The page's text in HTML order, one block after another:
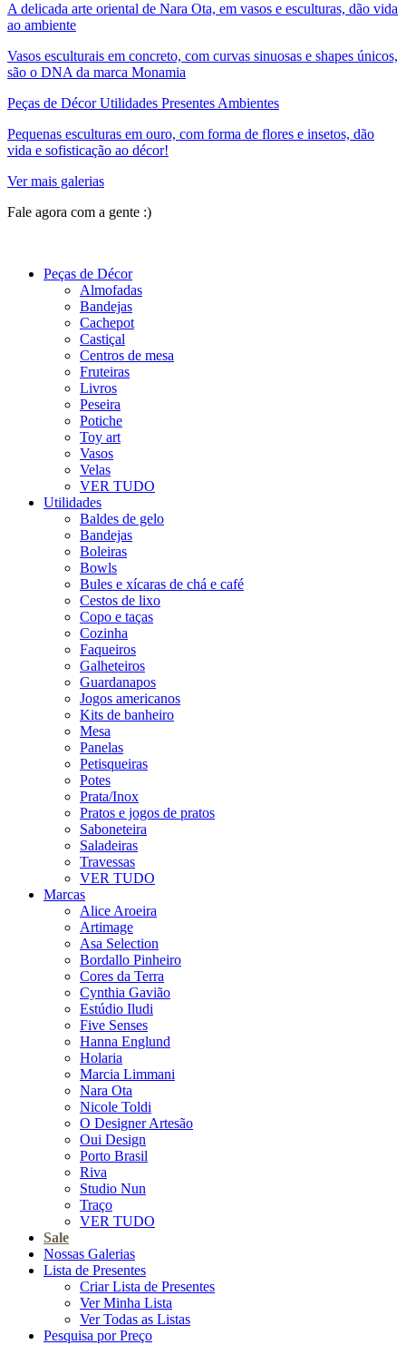
A delicada arte oriental de Nara Ota, em vasos e esculturas, dão vida
ao ambiente
Vasos esculturais em concreto, com curvas sinuosas e shapes únicos,
são o DNA da marca Monamia
Peças de Décor Utilidades Presentes Ambientes
Pequenas esculturas em ouro, com forma de flores e insetos, dão
vida e sofisticação ao décor!
Ver mais galerias
Fale agora com a gente :)
Peças de Décor
Almofadas
Bandejas
Cachepot
Castiçal
Centros de mesa
Fruteiras
Livros
Peseira
Potiche
Toy art
Vasos
Velas
VER TUDO
Utilidades
Baldes de gelo
Bandejas
Boleiras
Bowls
Bules e xícaras de chá e café
Cestos de lixo
Copo e taças
Cozinha
Faqueiros
Galheteiros
Guardanapos
Jogos americanos
Kits de banheiro
Mesa
Panelas
Petisqueiras
Potes
Prata/Inox
Pratos e jogos de pratos
Saboneteira
Saladeiras
Travessas
VER TUDO
Marcas
Alice Aroeira
Artimage
Asa Selection
Bordallo Pinheiro
Cores da Terra
Cynthia Gavião
Estúdio Iludi
Five Senses
Hanna Englund
Holaria
Marcia Limmani
Nara Ota
Nicole Toldi
O Designer Artesão
Oui Design
Porto Brasil
Riva
Studio Nun
Traço
VER TUDO
Sale
Nossas Galerias
Lista de Presentes
Criar Lista de Presentes
Ver Minha Lista
Ver Todas as Listas
Pesquisa por Preço